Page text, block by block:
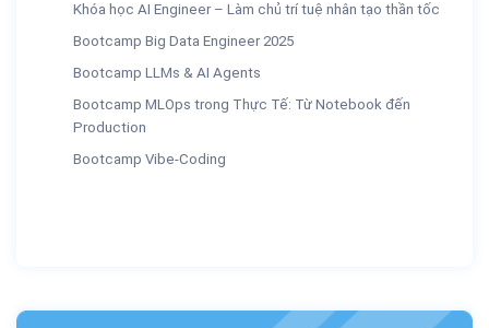
Khóa học AI Engineer – Làm chủ trí tuệ nhân tạo thần tốc
Bootcamp Big Data Engineer 2025
Bootcamp LLMs & AI Agents
Bootcamp MLOps trong Thực Tế: Từ Notebook đến
Production
Bootcamp Vibe-Coding